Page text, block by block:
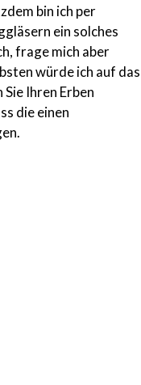
bin ich per
ein solches
frage mich aber
würde ich auf das
Ihren Erben
die einen